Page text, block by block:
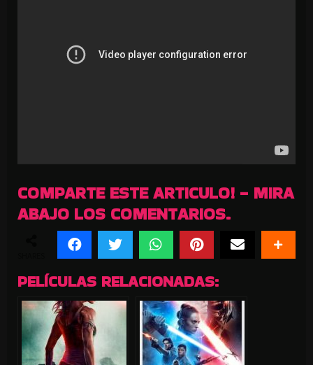
COMPARTE ESTE ARTICULO! - MIRA
ABAJO LOS COMENTARIOS.
PELÍCULAS RELACIONADAS: